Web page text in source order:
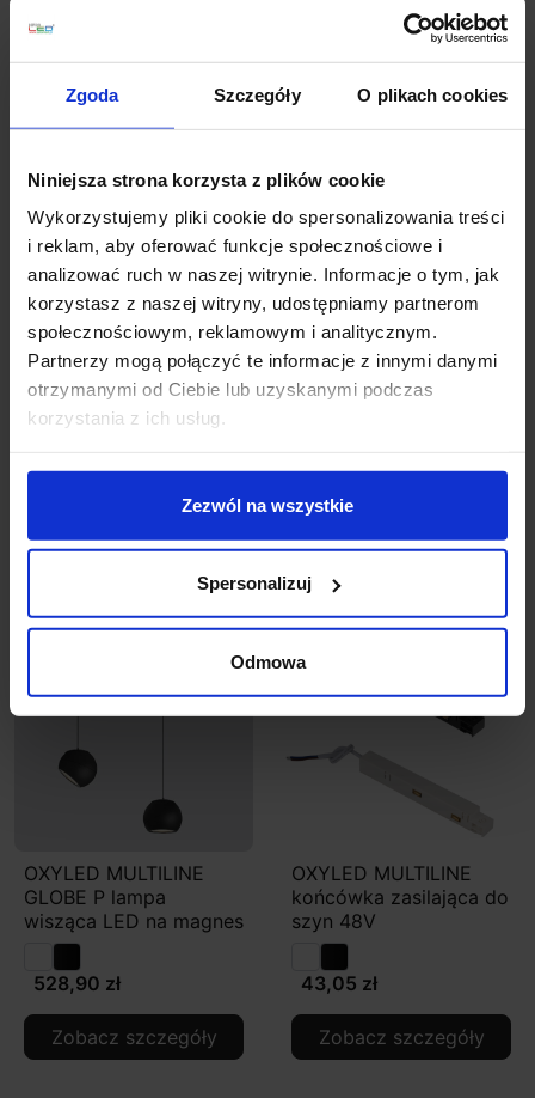
Zgoda Szczegóły O plikach cookies
Niniejsza strona korzysta z plików cookie
Wykorzystujemy pliki cookie do spersonalizowania treści
i reklam, aby oferować funkcje społecznościowe i
analizować ruch w naszej witrynie. Informacje o tym, jak
korzystasz z naszej witryny, udostępniamy partnerom
społecznościowym, reklamowym i analitycznym.
Partnerzy mogą połączyć te informacje z innymi danymi
otrzymanymi od Ciebie lub uzyskanymi podczas
korzystania z ich usług.
Zezwól na wszystkie
Spersonalizuj
Odmowa
Zobacz szczegóły Zobacz szczegóły
OXYLED MULTILINE
DOTS SLIM lampa z
diodami do szyny
magnetycznej 48V
Zobacz szczegóły
OXYLED MULTILINE
DOTS WALL Washer
magnetyczna LED
Zobacz szczegóły
OXYLED MULTILINE
GLOBE P lampa
wisząca LED na magnes
528,90 zł
Zobacz szczegóły
OXYLED MULTILINE
końcówka zasilająca do
szyn 48V
43,05 zł
Zobacz szczegóły